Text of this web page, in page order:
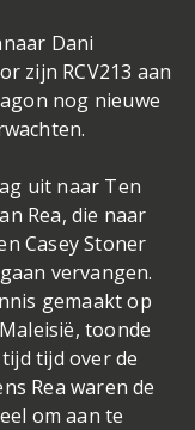
Dani
zijn RCV213 aan
nog nieuwe
uit naar Ten
Rea, die naar
Casey Stoner
vervangen.
gemaakt op
toonde
tijd over de
Rea waren de
om aan te